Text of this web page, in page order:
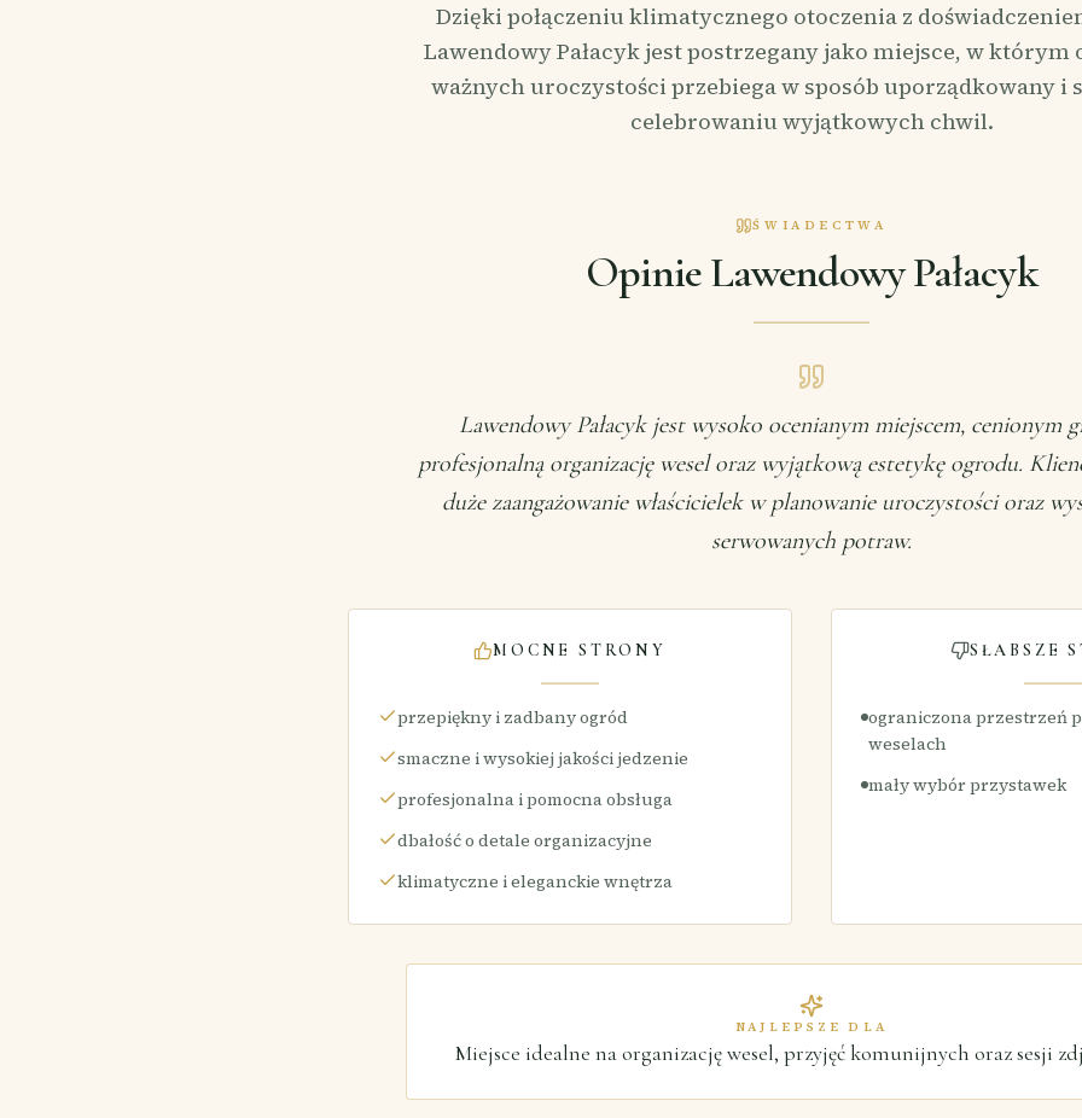
Dzięki połączeniu klimatycznego otoczenia z
Lawendowy Pałacyk jest postrzegany jako miejsce, w którym
ważnych uroczystości przebiega w sposób uporządkowany i
celebrowaniu wyjątkowych chwil.
ŚWIADECTWA
Opinie Lawendowy Pałacyk
Lawendowy Pałacyk jest wysoko ocenianym miejscem, cenionym
profesjonalną organizację wesel oraz wyjątkową estetykę ogrodu.
duże zaangażowanie właścicielek w planowanie uroczystości oraz
serwowanych potraw.
MOCNE STRONY
przepiękny i zadbany ogród
smaczne i wysokiej jakości jedzenie
profesjonalna i pomocna obsługa
dbałość o detale organizacyjne
klimatyczne i eleganckie wnętrza
SŁABSZE
ograniczona przestrzeń
weselach
mały wybór przystawek
NAJLEPSZE DLA
Miejsce idealne na organizację wesel, przyjęć komunijnych oraz sesji